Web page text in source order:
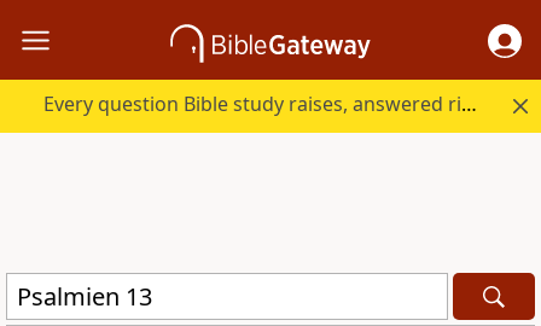
Every question Bible study raises, answered right here.